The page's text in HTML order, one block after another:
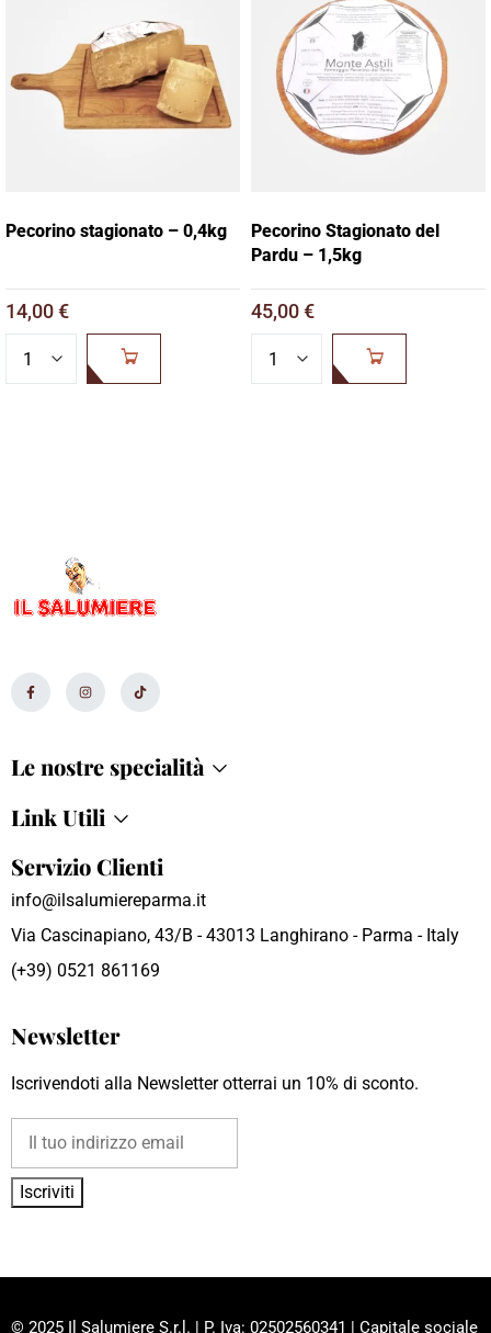
Pecorino stagionato – 0,4kg
14,00€
Pecorino Stagionato del
Pardu – 1,5kg
45,00€
Le nostre specialità
Link Utili
Servizio Clienti
info@ilsalumiereparma.it
Via Cascinapiano, 43/B - 43013 Langhirano - Parma - Italy
(+39) 0521 861169
Newsletter
Iscrivendoti alla Newsletter otterrai un 10% di sconto.
© 2025 Il Salumiere S.r.l. | P. Iva: 02502560341 | Capitale sociale